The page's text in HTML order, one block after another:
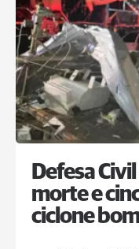
Defesa
morte e
ciclone